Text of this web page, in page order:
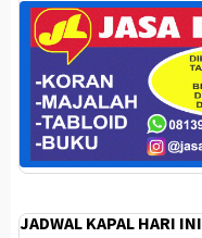
JADWAL KAPAL HARI INI